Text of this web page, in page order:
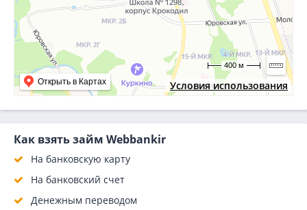
Условия использования
Открыть в Картах
400 м
Как взять займ Webbankir
На банковскую карту
На банковский счет
Денежным переводом